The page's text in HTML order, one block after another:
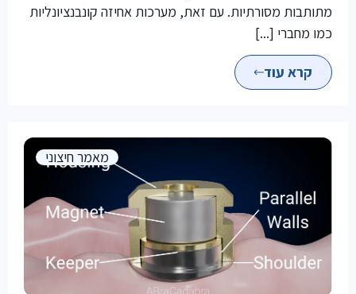
מתותבות מסורתיות. עם זאת, מערכות אחיזה קונבנציונליות
כמו מחברי [...]
קרא עוד
מאמר חיצוני